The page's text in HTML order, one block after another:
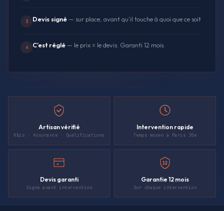
3 Devis signé — sur place, avant qu'il touche à quoi que ce soit
4 C'est réglé — le prix = le devis. Garanti 12 mois.
Artisan vérifié
Kbis · Assurance · Qualifications
Intervention rapide
Temps moyen à Paris 20e
Devis garanti
Signé avant intervention
12
Garantie 12 mois
Sur chaque intervention